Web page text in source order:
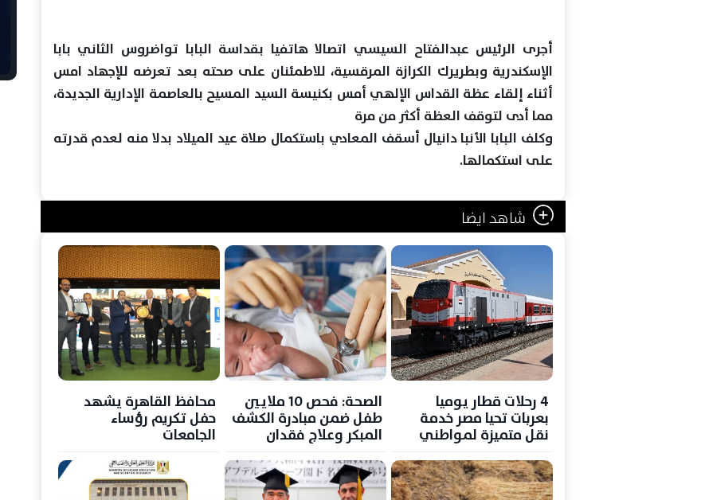
أجرى الرئيس عبدالفتاح السيسي اتصالا هاتفيا بقداسة البابا تواضروس الثاني بابا
الإسكندرية وبطريرك الكرازة المرقسية، للاطمئنان على صحته بعد تعرضه للإجهاد امس
أثناء إلقاء عظة القداس الإلهي أمس بكنيسة السيد المسيح بالعاصمة الإدارية الجديدة،
مما أدى لتوقف العظة أكثر من مرة
وكلف البابا الأنبا دانيال أسقف المعادي باستكمال صلاة عيد الميلاد بدلا منه لعدم قدرته
على استكمالها.
شاهد ايضا
4 رحلات قطار يوميا
بعربات تحيا مصر خدمة
نقل متميزة لمواطني
الصحة: فحص 10 ملايين
طفل ضمن مبادرة الكشف
المبكر وعلاج فقدان
الولادة
محافظ القاهرة يشهد
حفل تكريم رؤساء
الجامعات